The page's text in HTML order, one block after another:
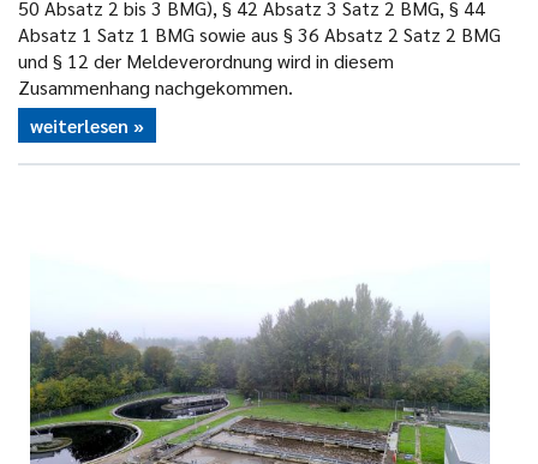
50 Absatz 2 bis 3 BMG), § 42 Absatz 3 Satz 2 BMG, § 44
Absatz 1 Satz 1 BMG sowie aus § 36 Absatz 2 Satz 2 BMG
und § 12 der Meldeverordnung wird in diesem
Zusammenhang nachgekommen.
weiterlesen